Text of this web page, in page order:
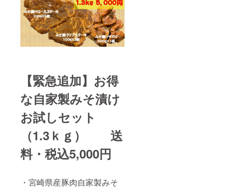
【緊急追加】 お得
な自家製みそ漬け
お試しセット
（1.3ｋｇ） 送
料・税込5,000円
・宮崎県産豚肉自家製みそ